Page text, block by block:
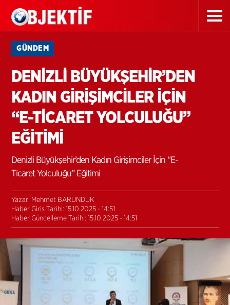
GÜNDEM
DENİZLİ BÜYÜKŞEHİR’DEN
KADIN GİRİŞİMCİLER İÇİN
“E-TİCARET YOLCULUĞU”
EĞİTİMİ
Denizli Büyükşehir’den Kadın Girişimciler İçin “E-
Ticaret Yolculuğu” Eğitimi
Yazar: Mehmet BARUNDUK
Haber Giriş Tarihi: 15.10.2025 - 14:51
Haber Güncelleme Tarihi: 15.10.2025 - 14:51